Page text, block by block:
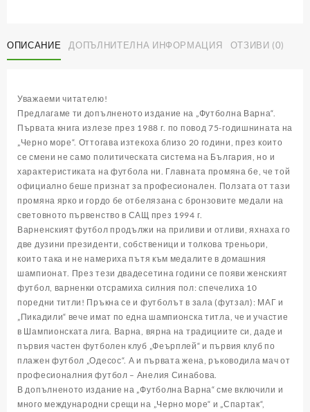
ОПИСАНИЕ ДОПЪЛНИТЕЛНА ИНФОРМАЦИЯ ОТЗИВИ (0)
Уважаеми читателю!
Предлагаме ти допълненото издание на „Футболна Варна“.
Първата книга излезе през 1988 г. по повод 75-годишнината на
„Черно море“. Оттогава изтекоха близо 20 години, през които
се смени не само политическата система на България, но и
характеристиката на футбола ни. Главната промяна бе, че той
официално беше признат за професионален. Ползата от тази
промяна ярко и гордо бе отбелязана с бронзовите медали на
световното първенство в САЩ през 1994 г.
Варненският футбол продължи на приливи и отливи, яхнаха го
две дузини президенти, собственици и толкова треньори,
които така и не намериха пътя към медалите в домашния
шампионат. През тези двадесетина години се появи женският
футбол, варненки отсрамиха силния пол: спечелиха 10
поредни титли! Пръкна се и футболът в зала (футзал): МАГ и
„Пикадили“ вече имат по една шампионска титла, че и участие
в Шампионската лига. Варна, вярна на традициите си, даде и
първия частен футболен клуб „Феърплей“ и първия клуб по
плажен футбол „Одесос“. А и първата жена, ръководила мач от
професионалния футбол – Анелия Синабова.
В допълненото издание на „Футболна Варна“ сме включили и
много международни срещи на „Черно море“ и „Спартак“,